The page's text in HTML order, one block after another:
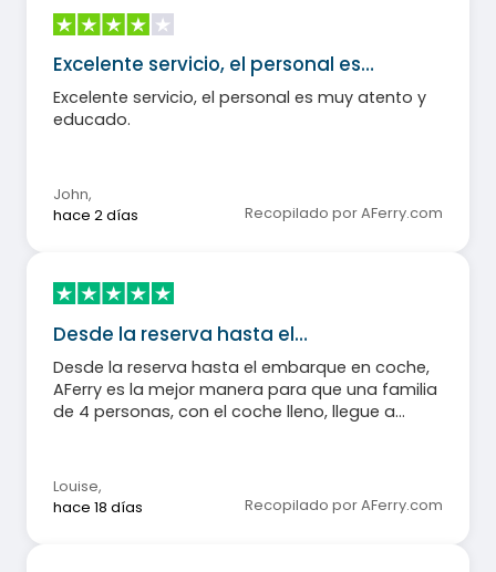
Excelente servicio, el personal es…
Excelente servicio, el personal es muy atento y
educado.
John,
hace 2 días
Recopilado por AFerry.com
Desde la reserva hasta el…
Desde la reserva hasta el embarque en coche,
AFerry es la mejor manera para que una familia
de 4 personas, con el coche lleno, llegue a
Louise,
hace 18 días
Recopilado por AFerry.com